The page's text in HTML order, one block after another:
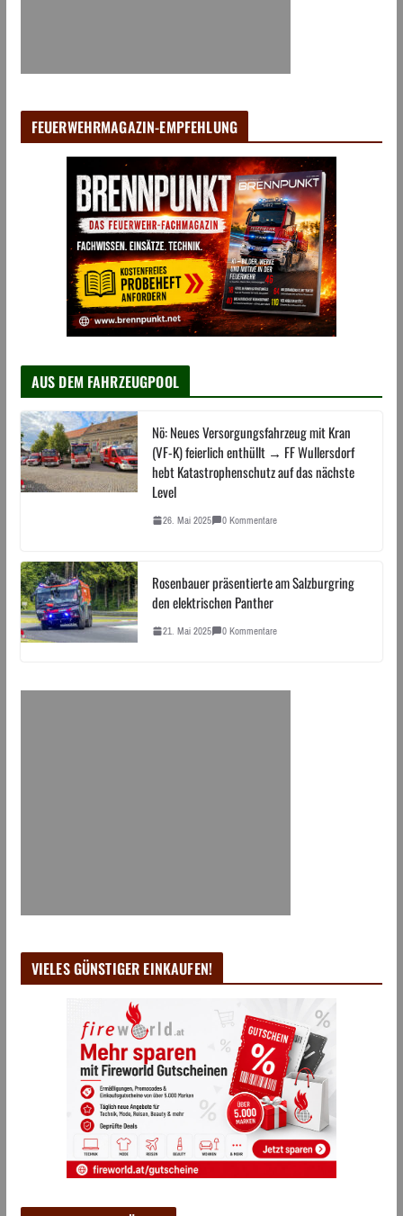
FEUERWEHRMAGAZIN-EMPFEHLUNG
AUS DEM FAHRZEUGPOOL
Nö: Neues Versorgungsfahrzeug mit Kran
(VF-K) feierlich enthüllt → FF Wullersdorf
hebt Katastrophenschutz auf das nächste
Level
26. Mai 2025 0 Kommentare
Rosenbauer präsentierte am Salzburgring
den elektrischen Panther
21. Mai 2025 0 Kommentare
VIELES GÜNSTIGER EINKAUFEN!